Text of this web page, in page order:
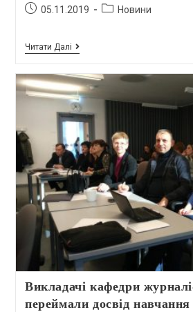
05.11.2019 Новини
Читати Далі
Викладачі кафедри
переймали досвід навчання